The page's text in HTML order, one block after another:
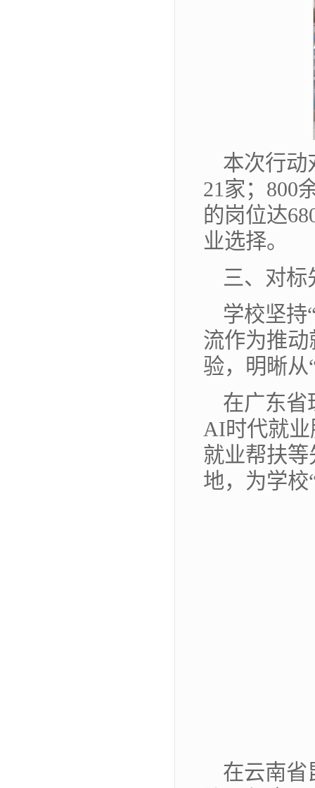
本次行动
21家；800
的岗位达
业选择。
三、对标
学校坚持
流作为推
验，明晰从
在广东省
AI时代就业
就业帮扶
地，为学校
在云南省